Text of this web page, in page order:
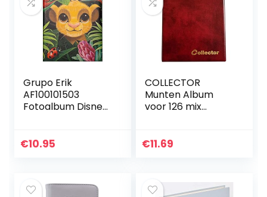
Grupo Erik
AF100101503
Fotoalbum Disney
100 fotos
€10.95
COLLECTOR
Munten Album
voor 126 mix
grote munt
€11.69